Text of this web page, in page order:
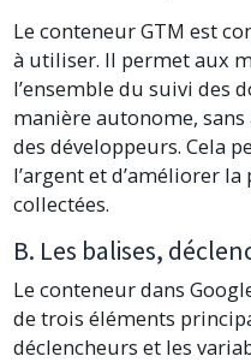
Le conteneur GTM est
à utiliser. Il permet aux
l’ensemble du suivi des
manière autonome,
des développeurs. Cela
l’argent et d’améliorer
collectées.
B. Les balises,
Le conteneur dans
de trois éléments
déclencheurs et les